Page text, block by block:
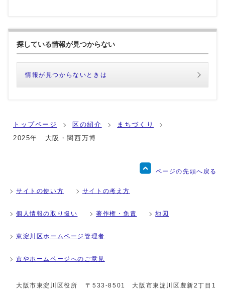
探している情報が見つからない
情報が見つからないときは
トップページ 区の紹介
まちづくり
2025年 大阪・関西万博
ページの先頭へ戻る
サイトの使い方 サイトの考え方
個人情報の取り扱い 著作権・免責 地図
東淀川区ホームページ管理者
市やホームページへのご意見
大阪市東淀川区役所 〒533-8501 大阪市東淀川区豊新2丁目1